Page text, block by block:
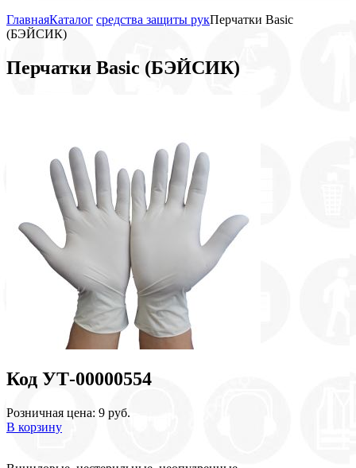
ГлавнаяКаталог средства защиты рукПерчатки Basic
(БЭЙСИК)
Перчатки Basic (БЭЙСИК)
Код УТ-00000554
Розничная цена: 9 руб.
В корзину